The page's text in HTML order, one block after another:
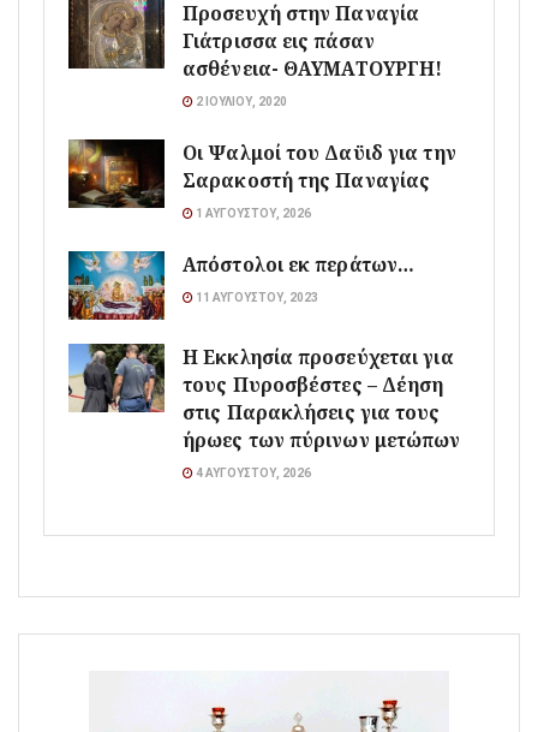
Προσευχή στην Παναγία
Γιάτρισσα εις πάσαν
ασθένεια- ΘΑΥΜΑΤΟΥΡΓΗ!
2 ΙΟΥΛΊΟΥ, 2020
Οι Ψαλμοί του Δαϋιδ για την
Σαρακοστή της Παναγίας
1 ΑΥΓΟΎΣΤΟΥ, 2026
Απόστολοι εκ περάτων…
11 ΑΥΓΟΎΣΤΟΥ, 2023
Η Εκκλησία προσεύχεται για
τους Πυροσβέστες – Δέηση
στις Παρακλήσεις για τους
ήρωες των πύρινων μετώπων
4 ΑΥΓΟΎΣΤΟΥ, 2026